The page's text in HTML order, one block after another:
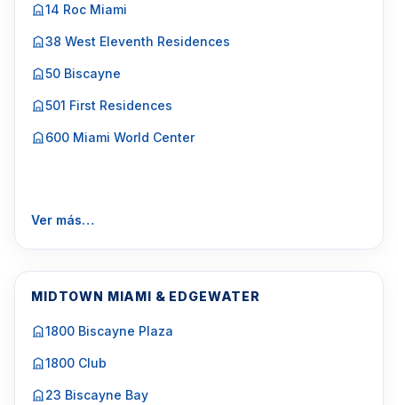
14 Roc Miami
38 West Eleventh Residences
50 Biscayne
501 First Residences
600 Miami World Center
Ver más…
MIDTOWN MIAMI & EDGEWATER
1800 Biscayne Plaza
1800 Club
23 Biscayne Bay